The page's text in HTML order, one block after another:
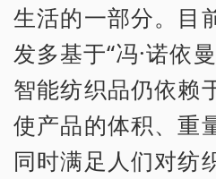
生活的一部分。目
发多基于“冯·诺依
智能纺织品仍依赖
使产品的体积、重
同时满足人们对纺